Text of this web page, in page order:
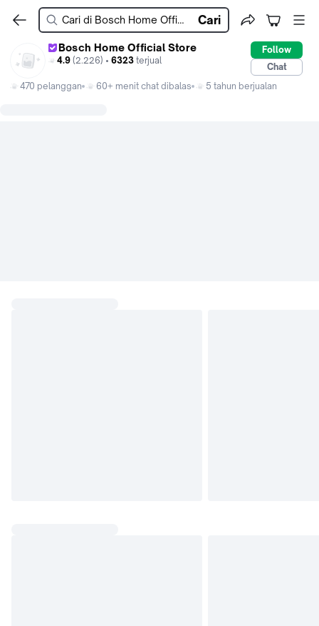
Cari
Bosch Home Official Store
4.9 (2.226) • 6323 terjual
Follow
Chat
470 pelanggan
60+ menit chat dibalas 5 tahun berjualan